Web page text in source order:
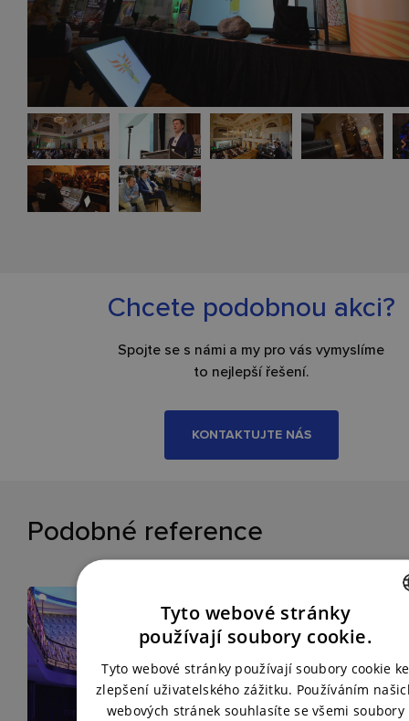
Chcete podobnou akci?
Spojte se s námi a my pro vás vymyslíme
to nejlepší řešení.
KONTAKTUJTE NÁS
Podobné reference
ENGLISH
Tyto webové stránky
používají soubory cookie.
Tyto webové stránky používají soubory cookie ke
zlepšení uživatelského zážitku. Používáním
webových stránek souhlasíte se všemi soubory